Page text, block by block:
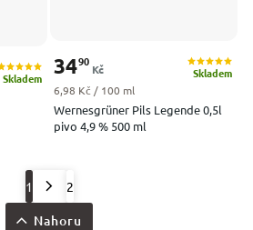
Skladem
Wernesgrüner Pils Legende 0,5l
pivo 4,9 % 500 ml
Skladem
3490
Kč
Měrná cena:
6,98 Kč / 100 ml
1 2
Nahoru